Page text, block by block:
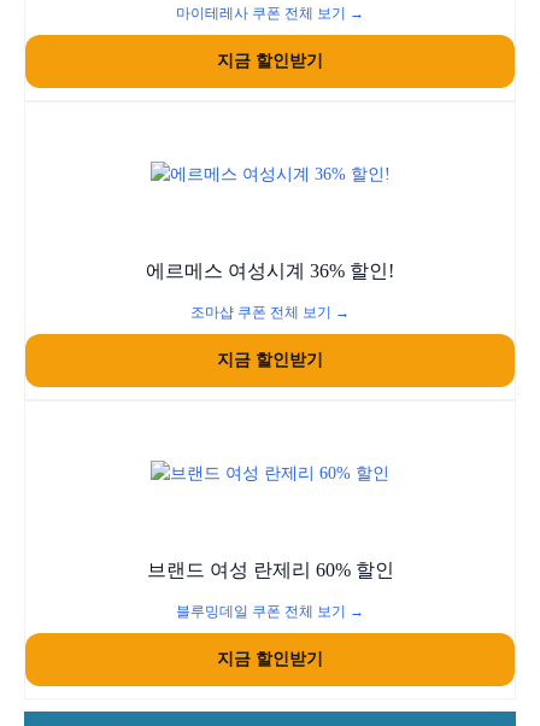
마이테레사 쿠폰 전체 보기 →
지금 할인받기
에르메스 여성시계 36% 할인!
조마샵 쿠폰 전체 보기 →
지금 할인받기
브랜드 여성 란제리 60% 할인
블루밍데일 쿠폰 전체 보기 →
지금 할인받기